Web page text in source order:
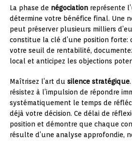
La phase de négociation représente
détermine votre bénéfice final. Une
peut préserver plusieurs milliers
constitue la clé d’une position forte:
votre seuil de rentabilité,
local et anticipez les objections
Maîtrisez l’art du silence stratégique
résistez à l’impulsion de répondre
systématiquement le temps de
déjà votre décision. Ce délai de
position et démontre que chaque
résulte d’une analyse approfondie,